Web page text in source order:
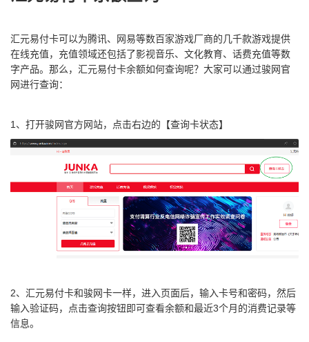
汇元易付卡可以为腾讯、网易等数百家游戏厂商的几千款游戏提供
在线充值，充值领域还包括了影视音乐、文化教育、话费充值等数
字产品。那么，汇元易付卡余额如何查询呢？大家可以通过骏网官
网进行查询：
1、打开骏网官方网站，点击右边的【查询卡状态】
2、汇元易付卡和骏网卡一样，进入页面后，输入卡号和密码，然后
输入验证码，点击查询按钮即可查看余额和最近3个月的消费记录等
信息。